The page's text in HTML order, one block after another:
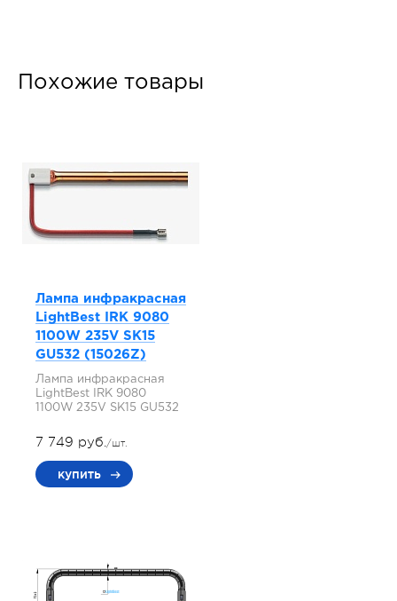
Похожие товары
Лампа инфракрасная
LightBest IRK 9080
1100W 235V SK15
GU532 (15026Z)
Лампа инфракрасная
LightBest IRK 9080
1100W 235V SK15 GU532
7 749 руб./шт.
купить